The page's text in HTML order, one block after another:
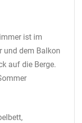
ist im
und dem Balkon
auf die Berge.